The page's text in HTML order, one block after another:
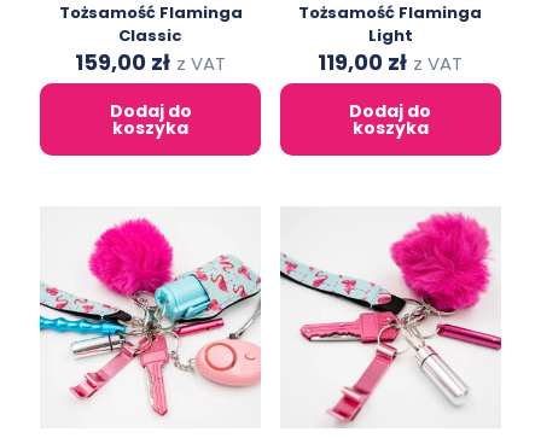
Tożsamość Flaminga
Classic
Original
price
was:
239,00 zł.
159,00 złCurrent
price
is:
159,00 zł.
z VAT
Dodaj do
koszyka
Tożsamość Flaminga
Light
Original
price
was:
219,00 zł.
119,00 złCurrent
price
is:
119,00 zł.
z VAT
Dodaj do
koszyka